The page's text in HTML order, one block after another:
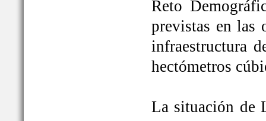
Reto
previstas en las
infraestructura
hectómetros
La situación de